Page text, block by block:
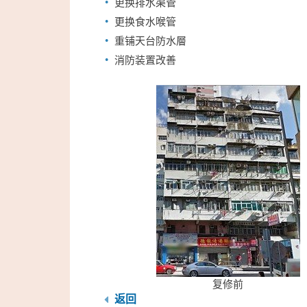
更换食水喉管
重铺天台防水層
消防装置改善
复修前
返回